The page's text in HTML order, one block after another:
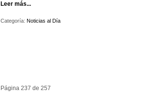
Leer más...
Categoría: Noticias al Día
Página 237 de 257